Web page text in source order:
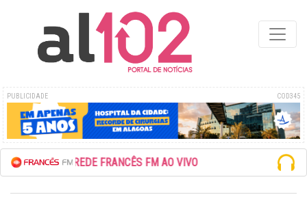
PUBLICIDADE COD345
ESCUTE A REDE FRANCÊS FM AO VIVO